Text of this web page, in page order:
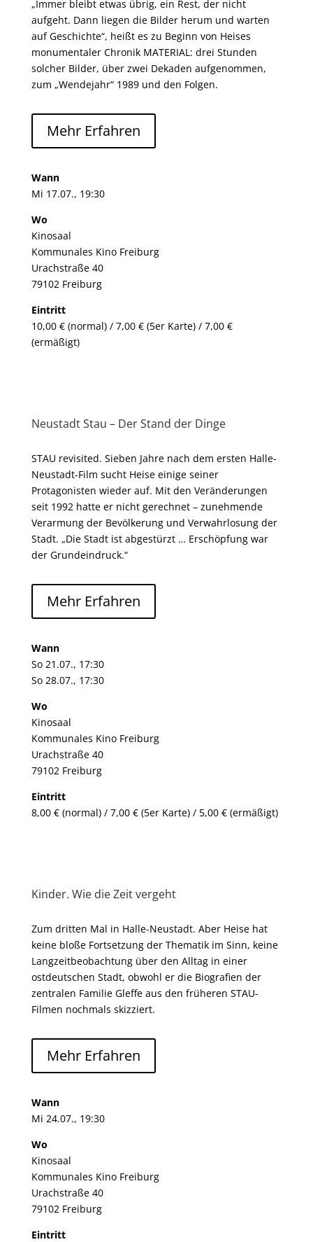
„Immer bleibt etwas übrig, ein Rest, der nicht
aufgeht. Dann liegen die Bilder herum und warten
auf Geschichte“, heißt es zu Beginn von Heises
monumentaler Chronik MATERIAL: drei Stunden
solcher Bilder, über zwei Dekaden aufgenommen,
zum „Wendejahr“ 1989 und den Folgen.
Mehr Erfahren
Wann
Mi 17.07., 19:30 ​
Wo
Kinosaal
Kommunales Kino Freiburg
Urachstraße 40
79102 Freiburg
Eintritt
10,00 € (normal) / 7,00 € (5er Karte) / 7,00 €
(ermäßigt)
Neustadt Stau – Der Stand der Dinge
STAU revisited. Sieben Jahre nach dem ersten Halle-
Neustadt-Film sucht Heise einige seiner
Protagonisten wieder auf. Mit den Veränderungen
seit 1992 hatte er nicht gerechnet – zunehmende
Verarmung der Bevölkerung und Verwahrlosung der
Stadt. „Die Stadt ist abgestürzt … Erschöpfung war
der Grundeindruck.“
Mehr Erfahren
Wann
So 21.07., 17:30
So 28.07., 17:30
Wo
Kinosaal
Kommunales Kino Freiburg
Urachstraße 40
79102 Freiburg
Eintritt
8,00 € (normal) / 7,00 € (5er Karte) / 5,00 € (ermäßigt)
Kinder. Wie die Zeit vergeht
Zum dritten Mal in Halle-Neustadt. Aber Heise hat
keine bloße Fortsetzung der Thematik im Sinn, keine
Langzeitbeobachtung über den Alltag in einer
ostdeutschen Stadt, obwohl er die Biografien der
zentralen Familie Gleffe aus den früheren STAU-
Filmen nochmals skizziert.
Mehr Erfahren
Wann
Mi 24.07., 19:30
Wo
Kinosaal
Kommunales Kino Freiburg
Urachstraße 40
79102 Freiburg
Eintritt